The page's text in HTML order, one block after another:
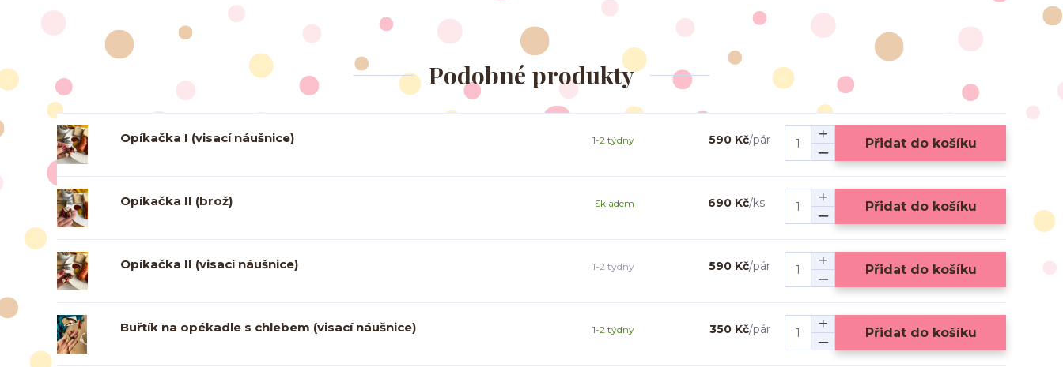
Podobné produkty
Opíkačka I (visací náušnice) 590 Kč/pár
1-2 týdny Přidat do košíku
Opíkačka II (brož) 690 Kč/ks
Skladem Přidat do košíku
Opíkačka II (visací náušnice) 590 Kč/pár
1-2 týdny Přidat do košíku
Buřtík na opékadle s chlebem (visací náušnice) 350 Kč/pár
1-2 týdny Přidat do košíku